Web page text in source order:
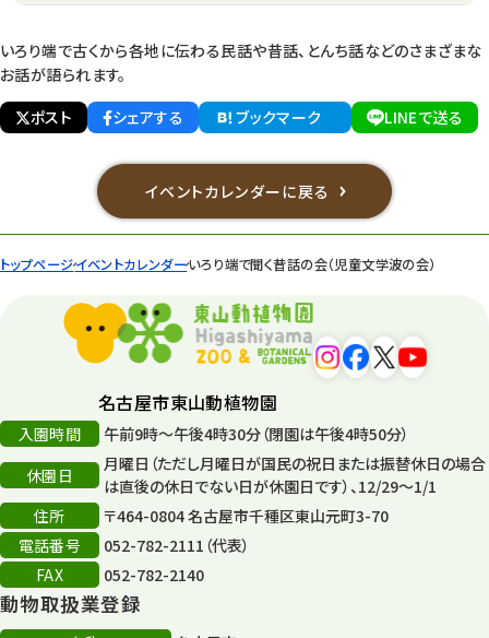
トップページイベントカレンダーいろり端で聞く昔話の会（児童文学波の会）
いろり端で古くから各地に伝わる民話や昔話、とんち話などのさまざまな
お話が語られます。
ポスト
シェアする ブックマーク LINEで送る
イベントカレンダーに戻る
名古屋市東山動植物園
入園時間
午前9時～午後4時30分（閉園は午後4時50分）
休園日
月曜日（ただし月曜日が国民の祝日または振替休日の場合
は直後の休日でない日が休園日です）、12/29～1/1
住所
〒464-0804 名古屋市千種区東山元町3-70
電話番号
052-782-2111（代表）
FAX
052-782-2140
動物取扱業登録